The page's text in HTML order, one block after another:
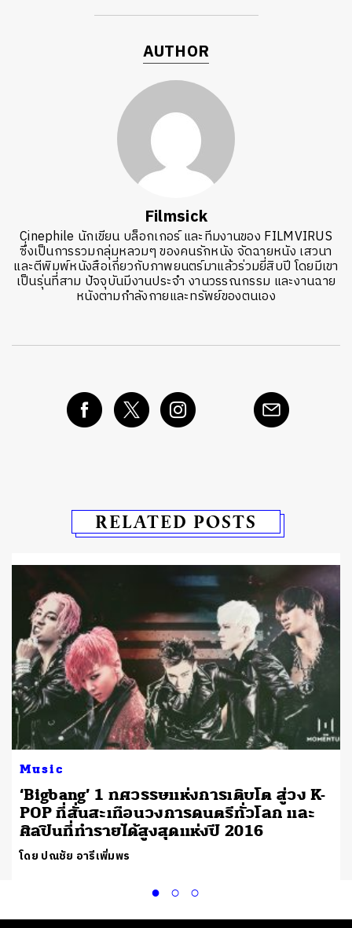
AUTHOR
Filmsick
Cinephile นักเขียน บล็อกเกอร์ และทีมงานของ FILMVIRUS
ซึ่งเป็นการรวมกลุ่มหลวมๆ ของคนรักหนัง จัดฉายหนัง เสวนา
และตีพิมพ์หนังสือเกี่ยวกับภาพยนตร์มาแล้วร่วมยี่สิบปี โดยมีเขา
เป็นรุ่นที่สาม ปัจจุบันมีงานประจำ งานวรรณกรรม และงานฉาย
หนังตามกำลังกายและทรัพย์ของตนเอง
RELATED POSTS
Music
‘Bigbang’ 1 ทศวรรษแห่งการเติบโต สู่วง K-
POP ที่สั่นสะเทือนวงการดนตรีทั่วโลก และ
ศิลปินที่ทำรายได้สูงสุดแห่งปี 2016
โดย ปณชัย อารีเพิ่มพร